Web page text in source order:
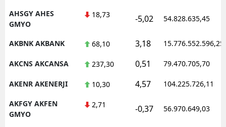
AHSGY AHES
GMYO
18,73 -5,02 54.828.635,45
AKBNK AKBANK 68,10 3,18 15.776.552.596,25
AKCNS AKCANSA 237,30 0,51 79.470.705,70
AKENR AKENERJI 10,30 4,57 104.225.726,11
AKFGY AKFEN
GMYO
2,71 -0,37 56.970.649,03